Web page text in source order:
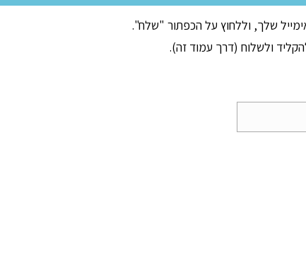
שלך, וללחוץ על הכפתור "שלח".
ולשלוח (דרך עמוד זה).